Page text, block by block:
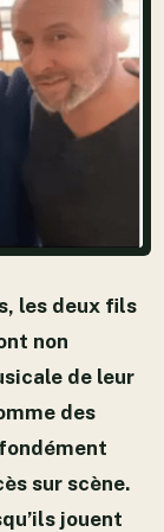
les deux fils
non
de leur
des
sur scène.
jouent